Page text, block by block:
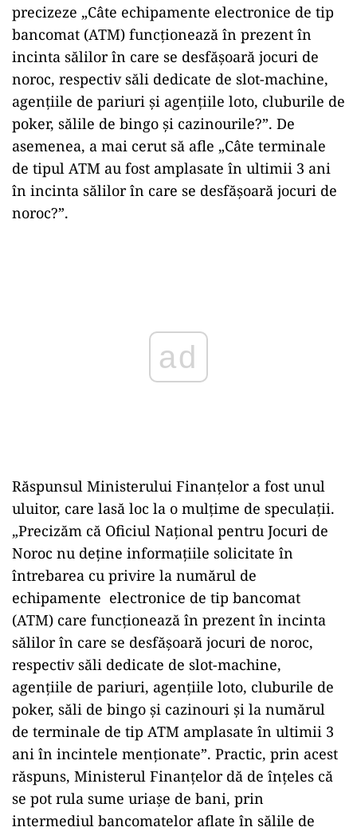
precizeze „Câte echipamente electronice de tip
bancomat (ATM) funcționează în prezent în
incinta sălilor în care se desfășoară jocuri de
noroc, respectiv săli dedicate de slot-machine,
agenţiile de pariuri şi agenţiile loto, cluburile de
poker, sălile de bingo şi cazinourile?”. De
asemenea, a mai cerut să afle „Câte terminale
de tipul ATM au fost amplasate în ultimii 3 ani
în incinta sălilor în care se desfășoară jocuri de
noroc?”.
ad
Răspunsul Ministerului Finanțelor a fost unul
uluitor, care lasă loc la o mulțime de speculații.
„Precizăm că Oficiul Național pentru Jocuri de
Noroc nu deține informațiile solicitate în
întrebarea cu privire la numărul de
echipamente electronice de tip bancomat
(ATM) care funcționează în prezent în incinta
sălilor în care se desfășoară jocuri de noroc,
respectiv săli dedicate de slot-machine,
agențiile de pariuri, agențiile loto, cluburile de
poker, săli de bingo și cazinouri și la numărul
de terminale de tip ATM amplasate în ultimii 3
ani în incintele menționate”. Practic, prin acest
răspuns, Ministerul Finanțelor dă de înțeles că
se pot rula sume uriașe de bani, prin
intermediul bancomatelor aflate în sălile de